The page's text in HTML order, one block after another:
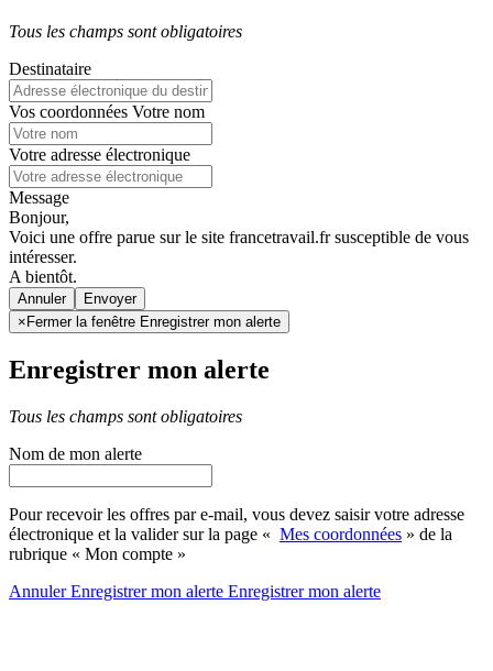
Tous les champs sont obligatoires
Destinataire
Vos coordonnées Votre nom
Votre adresse électronique
Message
Bonjour,
Voici une offre parue sur le site francetravail.fr susceptible de vous
intéresser.
A bientôt.
Annuler
× Fermer la fenêtre Enregistrer mon alerte
Enregistrer mon alerte
Tous les champs sont obligatoires
Nom de mon alerte
Pour recevoir les offres par e-mail, vous devez saisir votre adresse
électronique et la valider sur la page « Mes coordonnées » de la
rubrique « Mon compte »
AnnulerEnregistrer mon alerte Enregistrermon alerte